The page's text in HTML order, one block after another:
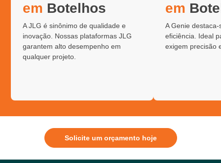
em Botelhos
A JLG é sinônimo de qualidade e
inovação. Nossas plataformas JLG
garantem alto desempenho em
qualquer projeto.
em
A Genie
eficiência. Ideal
exigem precisão
Solicite um orçamento hoje